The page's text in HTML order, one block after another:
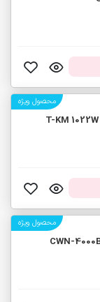
محصول ویژه
محصول ویژه